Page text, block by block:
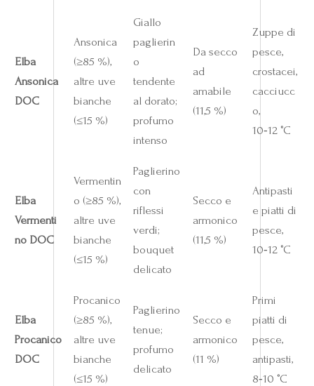
Elba
Ansonica
DOC
Ansonica
(≥85 %),
altre uve
bianche
(≤15 %)
Giallo
paglierin
o
tendente
al dorato;
profumo
intenso
Da secco
ad
amabile
(11,5 %)
Zuppe di
pesce,
crostacei,
cacciucc
o,
10‑12 °C
Elba
Vermenti
no DOC
Vermentin
o (≥85 %),
altre uve
bianche
(≤15 %)
Paglierino
con
riflessi
verdi;
bouquet
delicato
Secco e
armonico
(11,5 %)
Antipasti
e piatti di
pesce,
10‑12 °C
Elba
Procanico
DOC
Procanico
(≥85 %),
altre uve
bianche
(≤15 %)
Paglierino
tenue;
profumo
delicato
Secco e
armonico
(11 %)
Primi
piatti di
pesce,
antipasti,
8‑10 °C